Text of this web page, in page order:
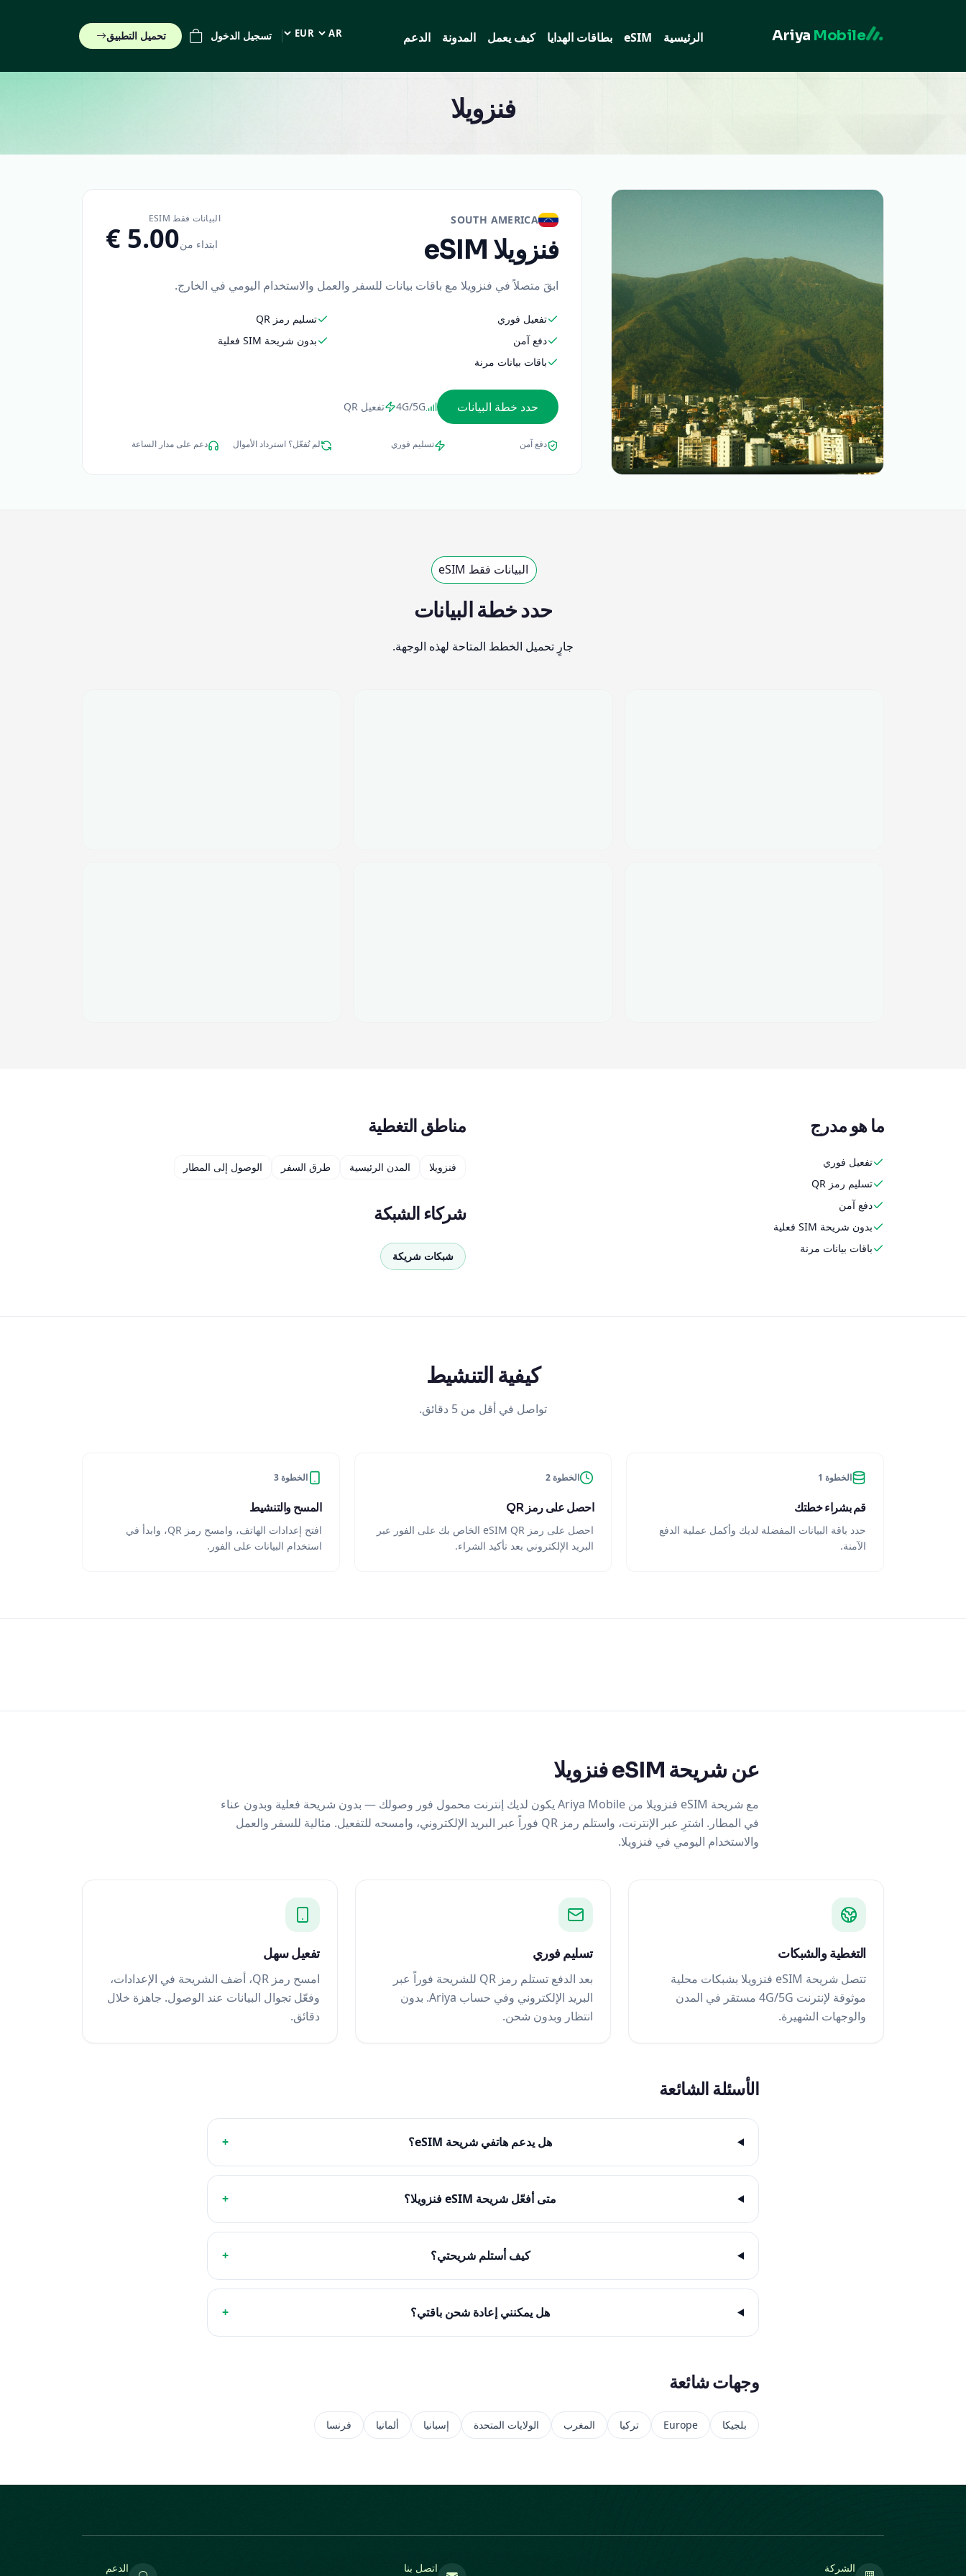
Ariya Mobile الرئيسية eSIM بطاقات الهدايا كيف يعمل المدونة الدعم اللغة EUR (€) تسجيل الدخول تحميل التطبيق
فنزويلا
SOUTH AMERICA
فنزويلا
البيانات فقط ESIM
ابتداء من
ابقَ متصلاً في فنزويلا مع باقات بيانات للسفر والعمل والاستخدام اليومي في الخارج.
تفعيل فوري
تسليم رمز QR
دفع آمن
بدون شريحة SIM فعلية
باقات بيانات مرنة
حدد خطة البيانات 4G/5G تفعيل QR
دفع آمن تسليم فوري لم تُفعّل؟ استرداد الأموال دعم على مدار الساعة
البيانات فقط eSIM
حدد خطة البيانات
جارٍ تحميل الخطط المتاحة لهذه الوجهة.
ما هو مدرج
تفعيل فوري
تسليم رمز QR
دفع آمن
بدون شريحة SIM فعلية
باقات بيانات مرنة
مناطق التغطية
فنزويلا المدن الرئيسية طرق السفر الوصول إلى المطار
شركاء الشبكة
شبكات شريكة
كيفية التنشيط
تواصل في أقل من 5 دقائق.
الخطوة 1
قم بشراء خطتك
حدد باقة البيانات المفضلة لديك وأكمل عملية الدفع
الآمنة.
الخطوة 2
احصل على رمز QR
احصل على رمز eSIM QR الخاص بك على الفور عبر
البريد الإلكتروني بعد تأكيد الشراء.
الخطوة 3
المسح والتنشيط
افتح إعدادات الهاتف، وامسح رمز QR، وابدأ في
استخدام البيانات على الفور.
عن شريحة eSIM فنزويلا
مع شريحة eSIM فنزويلا من Ariya Mobile يكون لديك إنترنت محمول فور وصولك — بدون شريحة فعلية وبدون عناء
في المطار. اشترِ عبر الإنترنت، واستلم رمز QR فوراً عبر البريد الإلكتروني، وامسحه للتفعيل. مثالية للسفر والعمل
والاستخدام اليومي في فنزويلا.
التغطية والشبكات
تتصل شريحة eSIM فنزويلا بشبكات محلية
موثوقة لإنترنت 4G/5G مستقر في المدن
والوجهات الشهيرة.
تسليم فوري
بعد الدفع تستلم رمز QR للشريحة فوراً عبر
البريد الإلكتروني وفي حساب Ariya. بدون
انتظار وبدون شحن.
تفعيل سهل
امسح رمز QR، أضف الشريحة في الإعدادات،
وفعّل تجوال البيانات عند الوصول. جاهزة خلال
دقائق.
الأسئلة الشائعة
هل يدعم هاتفي شريحة eSIM؟ +
متى أفعّل شريحة eSIM فنزويلا؟ +
كيف أستلم شريحتي؟ +
هل يمكنني إعادة شحن باقتي؟ +
وجهات شائعة
بلجيكا Europe تركيا المغرب الولايات المتحدة إسبانيا ألمانيا فرنسا
الشركة اتصل بنا الدعم